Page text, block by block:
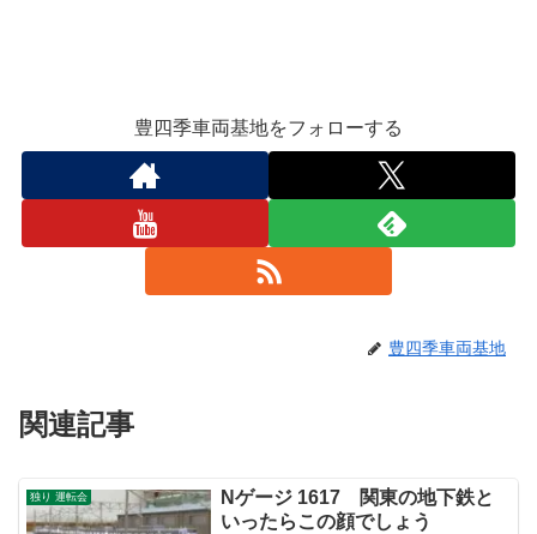
豊四季車両基地をフォローする
豊四季車両基地
関連記事
独り 運転会
Nゲージ 1617 関東の地下鉄と
いったらこの顔でしょう